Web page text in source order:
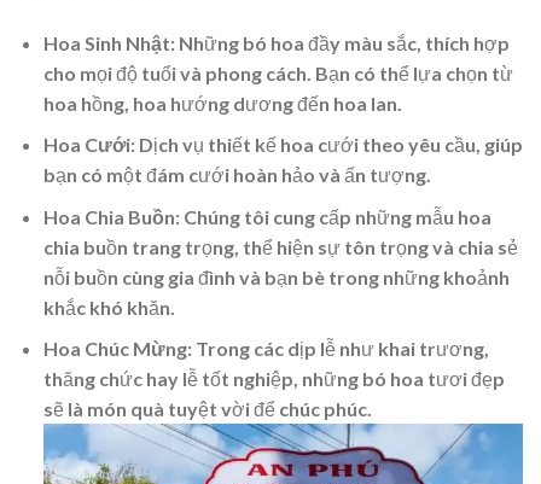
Hoa Sinh Nhật: Những bó hoa đầy màu sắc, thích hợp
cho mọi độ tuổi và phong cách. Bạn có thể lựa chọn từ
hoa hồng, hoa hướng dương đến hoa lan.
Hoa Cưới: Dịch vụ thiết kế hoa cưới theo yêu cầu, giúp
bạn có một đám cưới hoàn hảo và ấn tượng.
Hoa Chia Buồn: Chúng tôi cung cấp những mẫu hoa
chia buồn trang trọng, thể hiện sự tôn trọng và chia sẻ
nỗi buồn cùng gia đình và bạn bè trong những khoảnh
khắc khó khăn.
Hoa Chúc Mừng: Trong các dịp lễ như khai trương,
thăng chức hay lễ tốt nghiệp, những bó hoa tươi đẹp
sẽ là món quà tuyệt vời để chúc phúc.